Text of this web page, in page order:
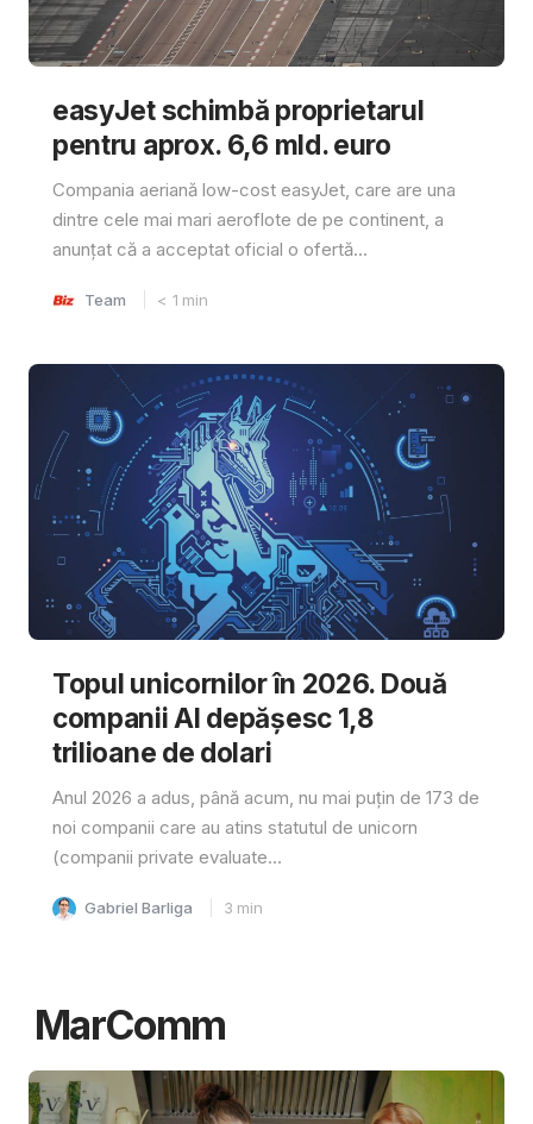
easyJet schimbă proprietarul
pentru aprox. 6,6 mld. euro
Compania aeriană low-cost easyJet, care are una
dintre cele mai mari aeroflote de pe continent, a
anunțat că a acceptat oficial o ofertă...
Team < 1 min
Topul unicornilor în 2026. Două
companii AI depășesc 1,8
trilioane de dolari
Anul 2026 a adus, până acum, nu mai puțin de 173 de
noi companii care au atins statutul de unicorn
(companii private evaluate...
Gabriel Barliga 3 min
MarComm